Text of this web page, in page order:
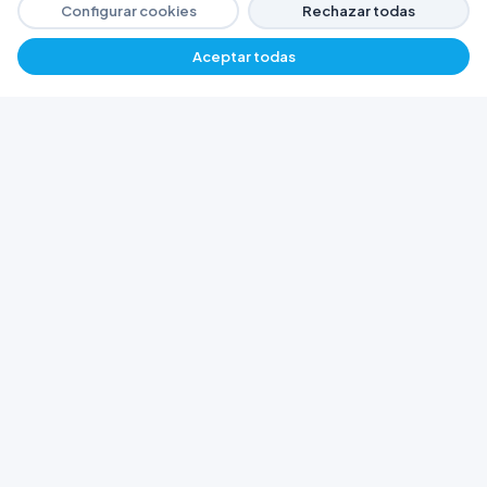
$ 2550,71 + Agregar
Configurar cookies
Rechazar todas
Aceptar todas